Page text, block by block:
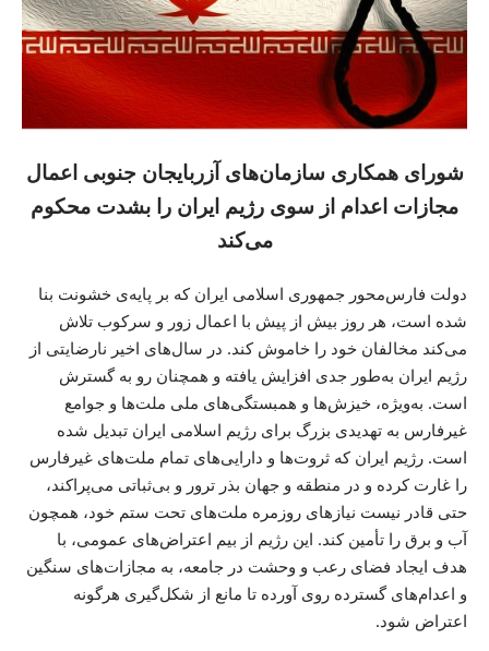
شورای همکاری سازمان‌های آزربایجان جنوبی اعمال
مجازات اعدام از سوی رژیم ایران را بشدت محکوم
می‌کند
دولت‌ فارس‌محور جمهوری اسلامی ایران که بر پایه‌ی خشونت بنا
شده است، هر روز بیش از پیش با اعمال زور و سرکوب تلاش
می‌کند مخالفان خود را خاموش کند. در سال‌های اخیر نارضایتی از
رژیم ایران به‌طور جدی افزایش یافته و همچنان رو به گسترش
است. به‌ویژه، خیزش‌ها و همبستگی‌های ملی ملت‌ها و جوامع
غیرفارس به تهدیدی بزرگ برای رژیم اسلامی ایران تبدیل شده
است. رژیم ایران که ثروت‌ها و دارایی‌های تمام ملت‌های غیرفارس
را غارت کرده و در منطقه و جهان بذر ترور و بی‌ثباتی می‌پراکند،
حتی قادر نیست نیازهای روزمره ملت‌های تحت ستم خود، همچون
آب و برق را تأمین کند. این رژیم از بیم اعتراض‌های عمومی، با
هدف ایجاد فضای رعب و وحشت در جامعه، به مجازات‌های سنگین
و اعدام‌های گسترده روی آورده تا مانع از شکل‌گیری هرگونه
اعتراض شود.